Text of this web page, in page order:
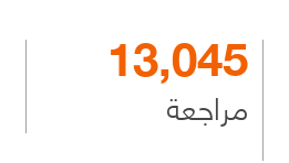
13,045
مراجعة